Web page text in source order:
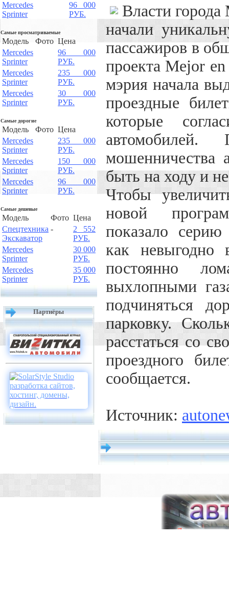
Mercedes
Sprinter
96 000
РУБ.
Самые просматриваемые
Модель Фото Цена
Mercedes
Sprinter
96 000
РУБ.
Mercedes
Sprinter
235 000
РУБ.
Mercedes
Sprinter
30 000
РУБ.
Самые дорогие
Модель Фото Цена
Mercedes
Sprinter
235 000
РУБ.
Mercedes
Sprinter
150 000
РУБ.
Mercedes
Sprinter
96 000
РУБ.
Самые дешевые
Модель Фото Цена
Спецтехника
Экскаватор
-
2 552
РУБ.
Mercedes
Sprinter
30 000
РУБ.
Mercedes
Sprinter
35 000
РУБ.
Партнёры
Власти
начали
пассажиров в
проекта Mejor
мэрия начала
проездные
которые
мошенничества
быть на ходу и
Чтобы
новой
показало
как невыгодно
постоянно
выхлопными
подчиняться
парковку.
расстаться со
проездного
сообщается.
Источник: